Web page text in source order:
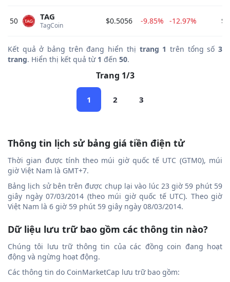
50 TagCoin
TAG $0.5056 -9.85% -12.97%
Kết quả ở bảng trên đang hiển thị trang 1 trên tổng số3
trang. Hiển thị kết quả từ 1 đến 50.
Trang 1/3
1 2 3
Thông tin lịch sử bảng giá tiền điện tử
Thời gian được tính theo múi giờ quốc tế UTC (GTM0), múi
giờ Việt Nam là GMT+7.
Bảng lịch sử bên trên được chụp lại vào lúc 23 giờ 59 phút 59
giây ngày 07/03/2014 (theo múi giờ quốc tế UTC). Theo giờ
Việt Nam là 6 giờ 59 phút 59 giây ngày 08/03/2014.
Dữ liệu lưu trữ bao gồm các thông tin nào?
Chúng tôi lưu trữ thông tin của các đồng coin đang hoạt
động và ngừng hoạt động.
Các thông tin do CoinMarketCap lưu trữ bao gồm: